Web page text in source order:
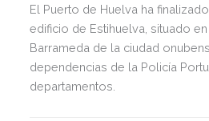
El Puerto de Huelva ha
edificio de Estihuelva, situado
Barrameda de la ciudad
dependencias de la Policía
departamentos.